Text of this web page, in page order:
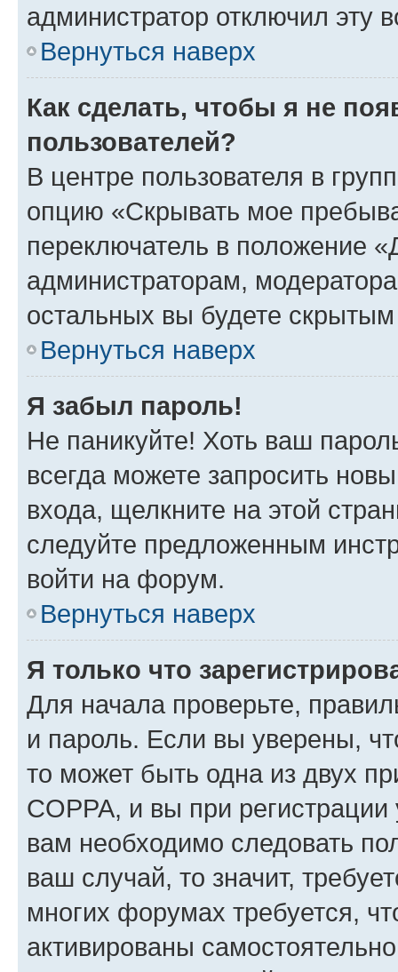
администратор отключил эту
Вернуться наверх
Как сделать, чтобы я не
пользователей?
В центре пользователя в
опцию «Скрывать мое
переключатель в положение
администраторам,
остальных вы будете
Вернуться наверх
Я забыл пароль!
Не паникуйте! Хоть ваш
всегда можете запросить
входа, щелкните на этой
следуйте предложенным
войти на форум.
Вернуться наверх
Я только что
Для начала проверьте,
и пароль. Если вы уверены,
то может быть одна из двух
COPPA, и вы при
вам необходимо следовать
ваш случай, то значит,
многих форумах требуется,
активированы